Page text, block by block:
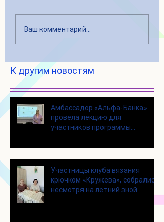
Ваш комментарий...
К другим новостям
Амбассадор «Альфа-Банка»
провела лекцию для
участников программы
Участницы клуба вязания
крючком «Кружева», собрались
несмотря на летний зной